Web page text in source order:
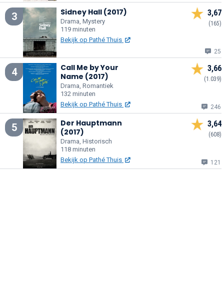
3 Sidney Hall (2017)
Drama, Mystery
119 minuten
Bekijk op Pathé Thuis
3,67
(165)
25
4
Call Me by Your
Name (2017)
Drama, Romantiek
132 minuten
Bekijk op Pathé Thuis
3,66
(1.039)
246
5
Der Hauptmann
(2017)
Drama, Historisch
118 minuten
Bekijk op Pathé Thuis
3,64
(608)
121